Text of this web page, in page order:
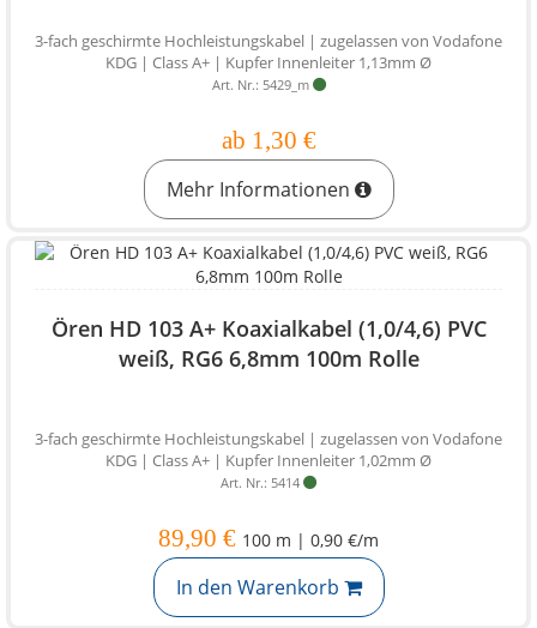
3-fach geschirmte Hochleistungskabel | zugelassen von Vodafone
KDG | Class A+ | Kupfer Innenleiter 1,13mm Ø
Art. Nr.: 5429_m
ab 1,30 €
Mehr Informationen
Ören HD 103 A+ Koaxialkabel (1,0/4,6) PVC
weiß, RG6 6,8mm 100m Rolle
3-fach geschirmte Hochleistungskabel | zugelassen von Vodafone
KDG | Class A+ | Kupfer Innenleiter 1,02mm Ø
Art. Nr.: 5414
89,90 € 100 m | 0,90 €/m
In den Warenkorb